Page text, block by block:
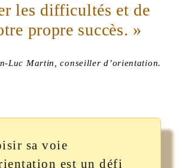
les difficultés et de
propre succès. »
Luc Martin, conseiller d’orientation.
sa voie
est un défi